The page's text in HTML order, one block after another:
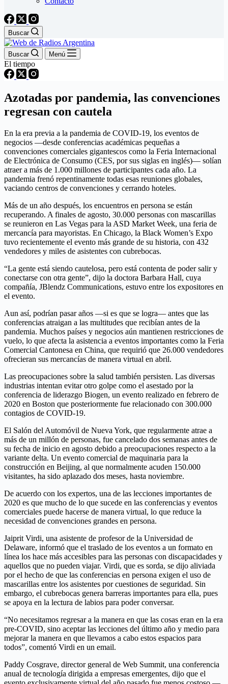
Buscar
Buscar Menú
El tiempo
Azotadas por pandemia, las convenciones
regresan con cautela
En la era previa a la pandemia de COVID-19, los eventos de
negocios —desde conferencias académicas pequeñas a
convenciones comerciales gigantescos como la Feria Internacional
de Electrónica de Consumo (CES, por sus siglas en inglés)— solían
atraer a más de 1.000 millones de participantes cada año. La
pandemia frenó repentinamente todas esas reuniones globales,
vaciando centros de convenciones y cerrando hoteles.
Más de un año después, los encuentros en persona se están
recuperando. A finales de agosto, 30.000 personas con mascarillas
se reunieron en Las Vegas para la ASD Market Week, una feria de
mercancía para mayoristas. En Chicago, la Black Women’s Expo
tuvo recientemente el evento más grande de su historia, con 432
vendedores y miles de asistentes con cubrebocas.
“La gente está siendo cautelosa, pero está contenta de poder salir y
conectarse con otra gente”, dijo la doctora Barbara Hall, cuya
compañía, JBlendz Communications, estuvo entre los expositores en
el evento.
Aun así, podrían pasar años —si es que se logra— antes que las
conferencias atraigan a las multitudes que recibían antes de la
pandemia. Muchos países y negocios aún mantienen restricciones de
vuelo, lo que afecta la asistencia a eventos importantes como la Feria
Comercial Cantonesa en China, que requirió que 26.000 vendedores
ofrecieran sus mercancías de manera virtual en abril.
Las preocupaciones sobre la salud también persisten. Las diversas
industrias intentan evitar otro golpe como el asestado por la
conferencia de liderazgo Biogen, un evento realizado en febrero de
2020 en Boston que posteriormente fue relacionado con 300.000
contagios de COVID-19.
El Salón del Automóvil de Nueva York, que regularmente atrae a
más de un millón de personas, fue cancelado dos semanas antes de
su fecha de inicio en agosto debido a preocupaciones respecto a la
variante delta. Un evento comercial de maquinaria para la
construcción en Beijing, al que normalmente acuden 150.000
visitantes, ha sido aplazado dos meses, hasta noviembre.
De acuerdo con los expertos, una de las lecciones importantes de
2020 es que mucho de lo que sucede en las conferencias y eventos
comerciales puede hacerse de manera virtual, lo que reduce la
necesidad de convenciones grandes en persona.
Jaiprit Virdi, una asistente de profesor de la Universidad de
Delaware, informó que el traslado de los eventos a un formato en
línea los hace más accesibles para las personas con discapacidades y
aquellos que no pueden viajar. Virdi, que es sorda, se dijo aliviada
por el hecho de que las conferencias en persona exigen el uso de
mascarillas entre los asistentes por cuestiones de seguridad. Sin
embargo, el cubrebocas genera barreras importantes para ella, pues
se apoya en la lectura de labios para poder conversar.
“No necesitamos regresar a la manera en que las cosas eran en la era
pre-COVID, sino aceptar las lecciones del último año y medio para
mejorar la manera en que llevamos a cabo estos espacios para
todos”, comentó Virdi en un email.
Paddy Cosgrave, director general de Web Summit, una conferencia
anual de tecnología dirigida a empresas emergentes, dijo que el